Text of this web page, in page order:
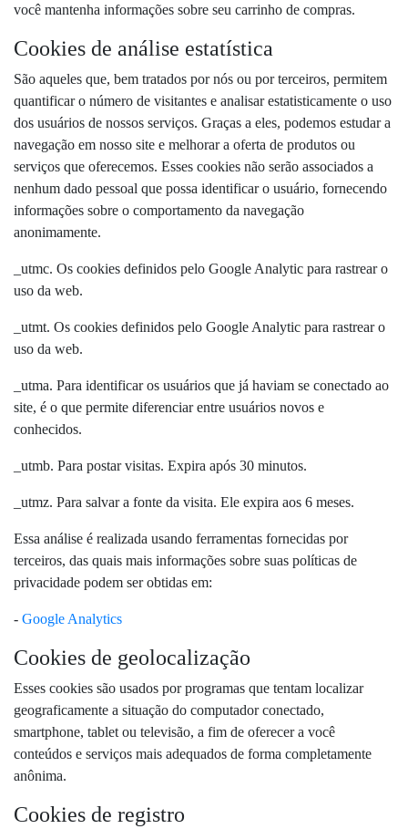
você mantenha informações sobre seu carrinho de compras.
Cookies de análise estatística
São aqueles que, bem tratados por nós ou por terceiros, permitem
quantificar o número de visitantes e analisar estatisticamente o uso
dos usuários de nossos serviços. Graças a eles, podemos estudar a
navegação em nosso site e melhorar a oferta de produtos ou
serviços que oferecemos. Esses cookies não serão associados a
nenhum dado pessoal que possa identificar o usuário, fornecendo
informações sobre o comportamento da navegação
anonimamente.
_utmc. Os cookies definidos pelo Google Analytic para rastrear o
uso da web.
_utmt. Os cookies definidos pelo Google Analytic para rastrear o
uso da web.
_utma. Para identificar os usuários que já haviam se conectado ao
site, é o que permite diferenciar entre usuários novos e
conhecidos.
_utmb. Para postar visitas. Expira após 30 minutos.
_utmz. Para salvar a fonte da visita. Ele expira aos 6 meses.
Essa análise é realizada usando ferramentas fornecidas por
terceiros, das quais mais informações sobre suas políticas de
privacidade podem ser obtidas em:
- Google Analytics
Cookies de geolocalização
Esses cookies são usados ​​por programas que tentam localizar
geograficamente a situação do computador conectado,
smartphone, tablet ou televisão, a fim de oferecer a você
conteúdos e serviços mais adequados de forma completamente
anônima.
Cookies de registro